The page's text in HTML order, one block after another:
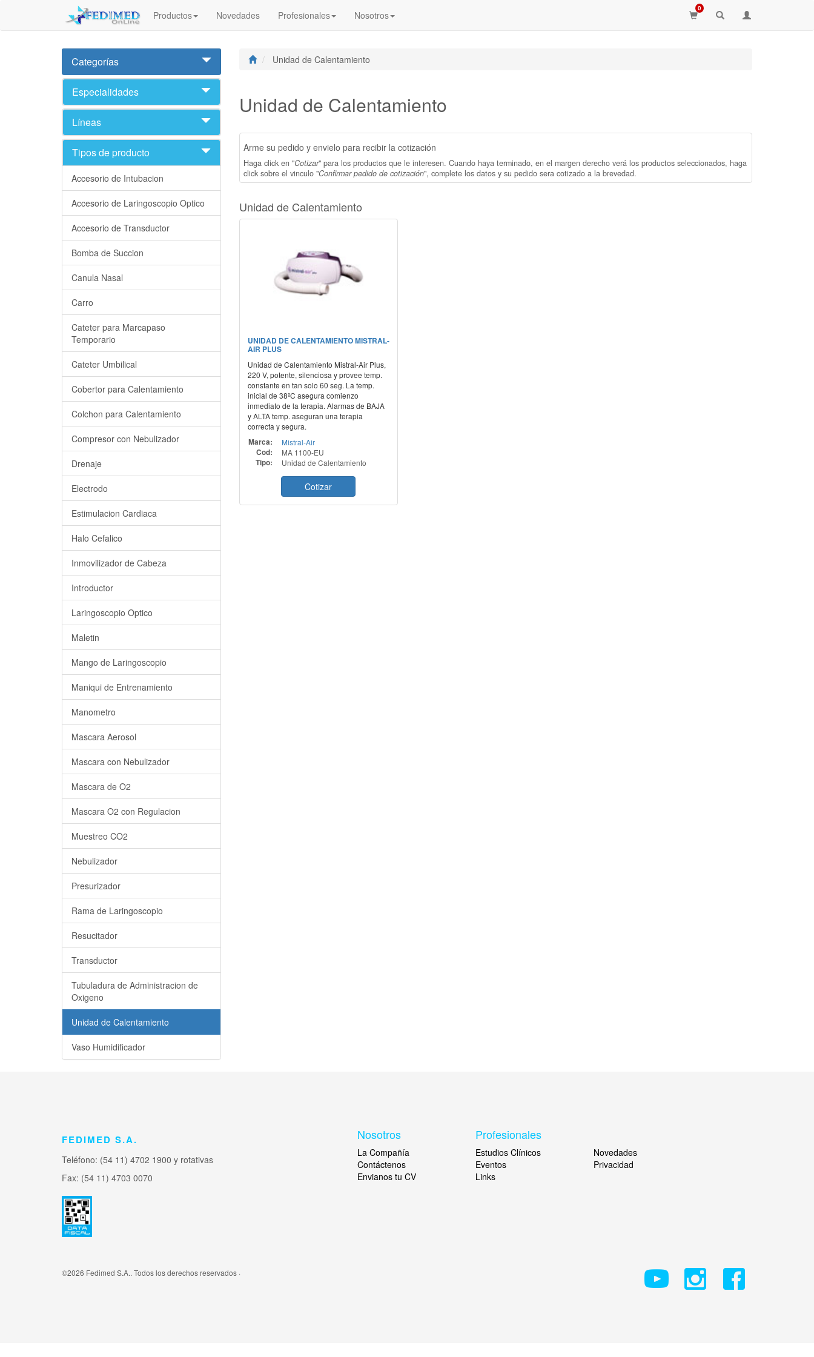
0
Productos Novedades Profesionales Nosotros
Categorías
Especialidades
Líneas
Tipos de producto
Accesorio de Intubacion
Accesorio de Laringoscopio Optico
Accesorio de Transductor
Bomba de Succion
Canula Nasal
Carro
Cateter para Marcapaso
Temporario
Cateter Umbilical
Cobertor para Calentamiento
Colchon para Calentamiento
Compresor con Nebulizador
Drenaje
Electrodo
Estimulacion Cardiaca
Halo Cefalico
Inmovilizador de Cabeza
Introductor
Laringoscopio Optico
Maletin
Mango de Laringoscopio
Maniqui de Entrenamiento
Manometro
Mascara Aerosol
Mascara con Nebulizador
Mascara de O2
Mascara O2 con Regulacion
Muestreo CO2
Nebulizador
Presurizador
Rama de Laringoscopio
Resucitador
Transductor
Tubuladura de Administracion de
Oxigeno
Unidad de Calentamiento
Vaso Humidificador
Unidad de Calentamiento
Unidad de Calentamiento
Arme su pedido y envielo para recibir la cotización
Haga click en "Cotizar" para los productos que le interesen. Cuando haya terminado, en el margen derecho verá los productos seleccionados, haga
click sobre el vinculo "Confirmar pedido de cotización", complete los datos y su pedido sera cotizado a la brevedad.
Unidad de Calentamiento
UNIDAD DE CALENTAMIENTO MISTRAL-
AIR PLUS
Unidad de Calentamiento Mistral-Air Plus,
220 V, potente, silenciosa y provee temp.
constante en tan solo 60 seg. La temp.
inicial de 38ºC asegura comienzo
inmediato de la terapia. Alarmas de BAJA
y ALTA temp. aseguran una terapia
correcta y segura.
Marca:
Mistral-Air
Cod:
MA 1100-EU
Tipo:
Unidad de Calentamiento
Cotizar
FEDIMED S.A.
Teléfono: (54 11) 4702 1900 y rotativas
Fax: (54 11) 4703 0070
Nosotros
La Compañía
Contáctenos
Envianos tu CV
Profesionales
Estudios Clínicos
Eventos
Links
Novedades
Privacidad
©2026 Fedimed S.A.. Todos los derechos reservados ·